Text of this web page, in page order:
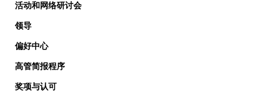
活动和网络研讨会
领导
偏好中心
高管简报程序
奖项与认可